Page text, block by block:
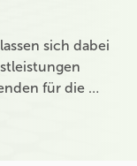
sich dabei
für die …